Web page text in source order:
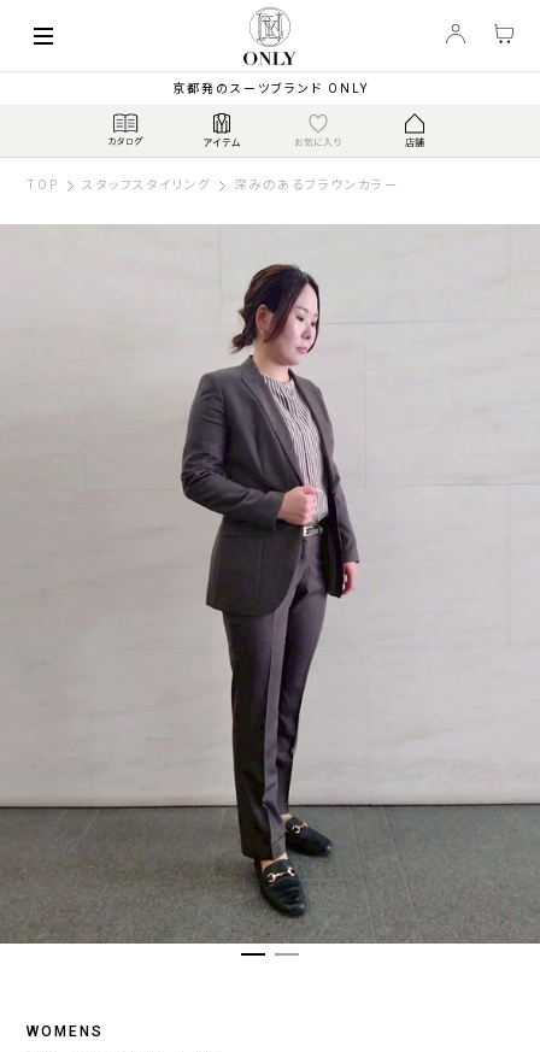
京都発のスーツブランド ONLY
TOP スタッフスタイリング 深みのあるブラウンカラー
WOMENS